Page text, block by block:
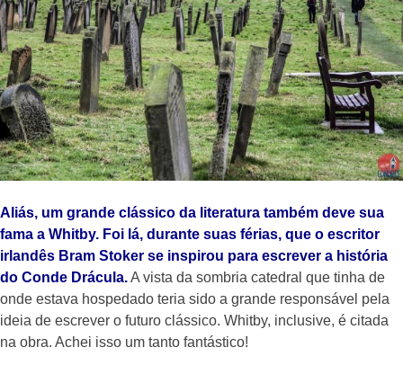
Aliás, um grande clássico da literatura também deve sua
fama a Whitby. Foi lá, durante suas férias, que o escritor
irlandês Bram Stoker se inspirou para escrever a história
do Conde Drácula.A vista da sombria catedral que tinha de
onde estava hospedado teria sido a grande responsável pela
ideia de escrever o futuro clássico. Whitby, inclusive, é citada
na obra. Achei isso um tanto fantástico!